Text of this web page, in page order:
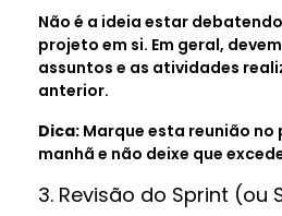
Não é a ideia estar
projeto em si. Em geral,
assuntos e as atividades
anterior.
Dica: Marque esta reunião
manhã e não deixe que
3. Revisão do Sprint (ou